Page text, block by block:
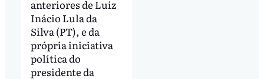
anteriores de Luiz
Inácio Lula da
Silva (PT), e da
própria iniciativa
política do
presidente da